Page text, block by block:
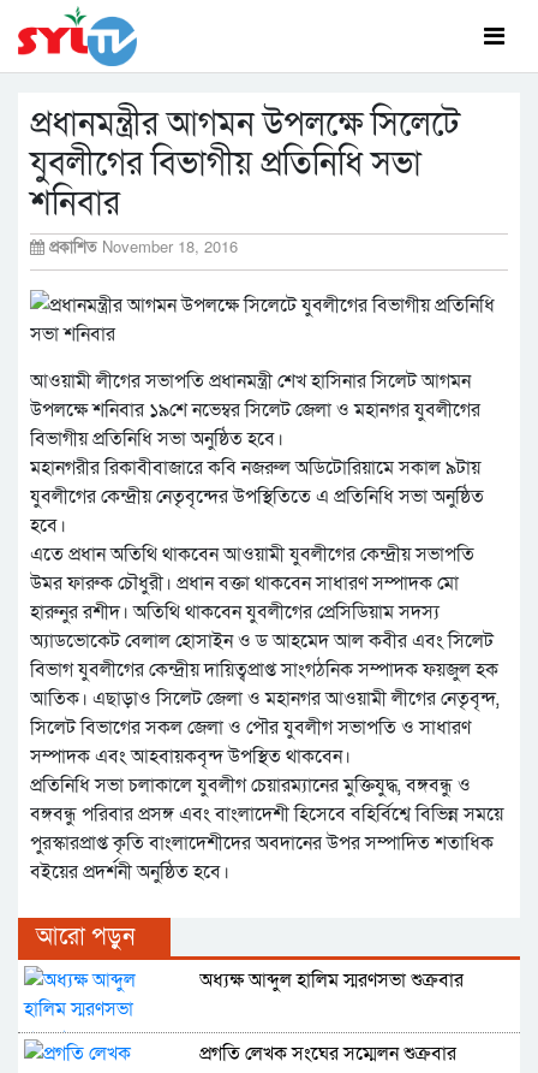
প্রধানমন্ত্রীর আগমন উপলক্ষে সিলেটে
যুবলীগের বিভাগীয় প্রতিনিধি সভা
শনিবার
প্রকাশিত November 18, 2016
আওয়ামী লীগের সভাপতি প্রধানমন্ত্রী শেখ হাসিনার সিলেট আগমন
উপলক্ষে শনিবার ১৯শে নভেম্বর সিলেট জেলা ও মহানগর যুবলীগের
বিভাগীয় প্রতিনিধি সভা অনুষ্ঠিত হবে।
মহানগরীর রিকাবীবাজারে কবি নজরুল অডিটোরিয়ামে সকাল ৯টায়
যুবলীগের কেন্দ্রীয় নেতৃবৃন্দের উপস্থিতিতে এ প্রতিনিধি সভা অনুষ্ঠিত
হবে।
এতে প্রধান অতিথি থাকবেন আওয়ামী যুবলীগের কেন্দ্রীয় সভাপতি
উমর ফারুক চৌধুরী। প্রধান বক্তা থাকবেন সাধারণ সম্পাদক মো
হারুনুর রশীদ। অতিথি থাকবেন যুবলীগের প্রেসিডিয়াম সদস্য
অ্যাডভোকেট বেলাল হোসাইন ও ড আহমেদ আল কবীর এবং সিলেট
বিভাগ যুবলীগের কেন্দ্রীয় দায়িত্বপ্রাপ্ত সাংগঠনিক সম্পাদক ফয়জুল হক
আতিক। এছাড়াও সিলেট জেলা ও মহানগর আওয়ামী লীগের নেতৃবৃন্দ,
সিলেট বিভাগের সকল জেলা ও পৌর যুবলীগ সভাপতি ও সাধারণ
সম্পাদক এবং আহবায়কবৃন্দ উপস্থিত থাকবেন।
প্রতিনিধি সভা চলাকালে যুবলীগ চেয়ারম্যানের মুক্তিযুদ্ধ, বঙ্গবন্ধু ও
বঙ্গবন্ধু পরিবার প্রসঙ্গ এবং বাংলাদেশী হিসেবে বহির্বিশ্বে বিভিন্ন সময়ে
পুরস্কারপ্রাপ্ত কৃতি বাংলাদেশীদের অবদানের উপর সম্পাদিত শতাধিক
বইয়ের প্রদর্শনী অনুষ্ঠিত হবে।
আরো পড়ুন
অধ্যক্ষ আব্দুল হালিম স্মরণসভা শুক্রবার
প্রগতি লেখক সংঘের সম্মেলন শুক্রবার